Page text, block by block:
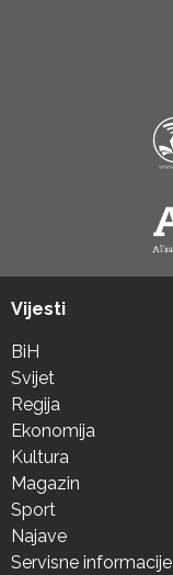
Vijesti
BiH
Svijet
Regija
Ekonomija
Kultura
Magazin
Sport
Najave
Servisne informacije